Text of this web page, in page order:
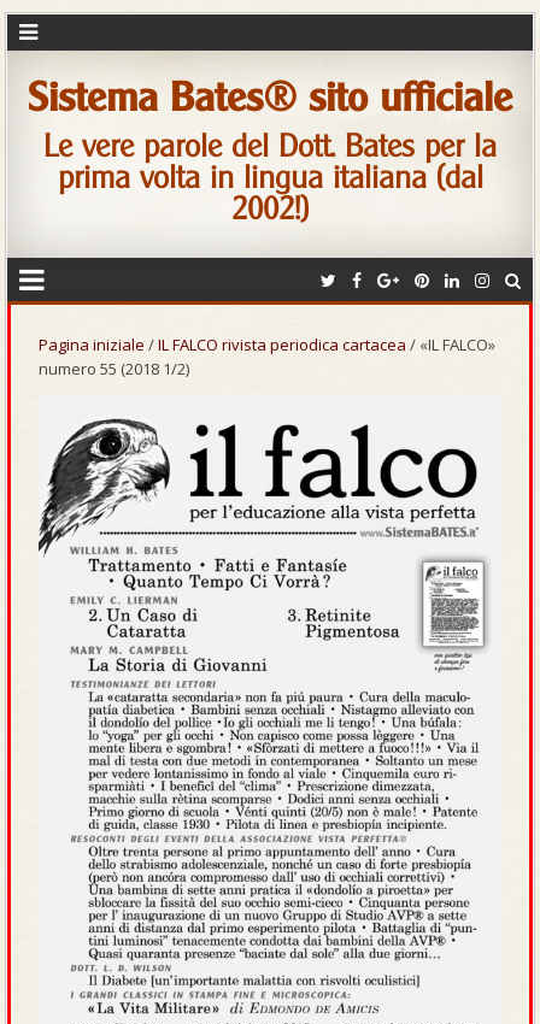
Sistema Bates® sito ufficiale
Le vere parole del Dott. Bates per la
prima volta in lingua italiana (dal
2002!)
Pagina iniziale /IL FALCO rivista periodica cartacea / «IL FALCO»
numero 55 (2018 1/2)